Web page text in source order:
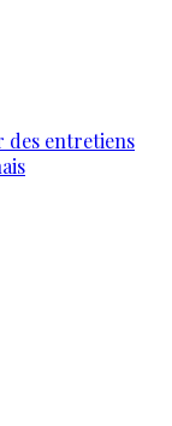
des entretiens